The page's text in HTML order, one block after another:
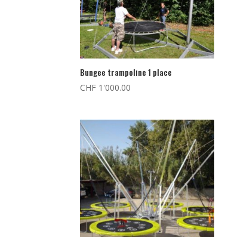
Bungee trampoline 1 place
CHF 1'000.00